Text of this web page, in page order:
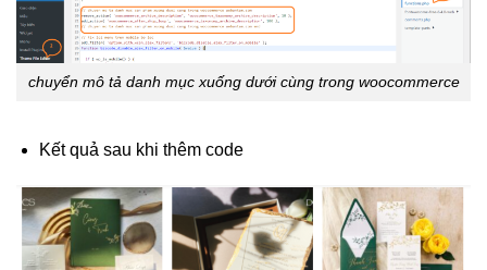
chuyển mô tả danh mục xuống dưới cùng trong woocommerce
Kết quả sau khi thêm code